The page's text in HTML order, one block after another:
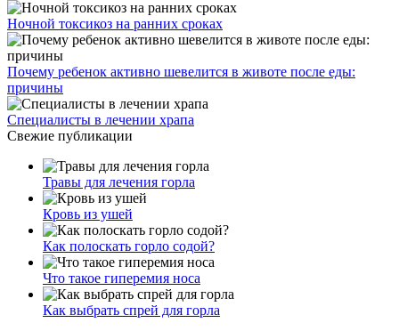
Ночной токсикоз на ранних сроках
Почему ребенок активно шевелится в животе после еды:
причины
Специалисты в лечении храпа
Свежие публикации
Травы для лечения горла
Кровь из ушей
Как полоскать горло содой?
Что такое гиперемия носа
Как выбрать спрей для горла